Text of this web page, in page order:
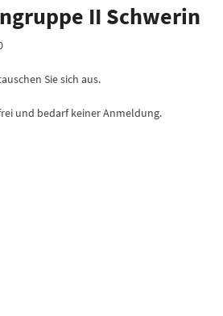
II Schwerin
Sie sich aus.
und bedarf keiner Anmeldung.